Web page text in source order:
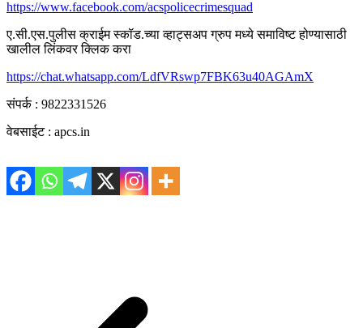
https://www.facebook.com/acspolicecrimesquad
ए.सी.एस.पुलीस क्राईम स्कॉड.च्या व्हाट्सअप ग्रुप मध्ये समाविष्ट होण्यासाठी
खालील लिंकवर क्लिक करा
https://chat.whatsapp.com/LdfVRswp7FBK63u40AGAmX
संपर्क : 9822331526
वेबसाईट : apcs.in